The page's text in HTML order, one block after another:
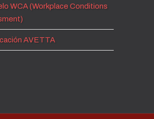
WCA (Workplace Conditions
AVETTA